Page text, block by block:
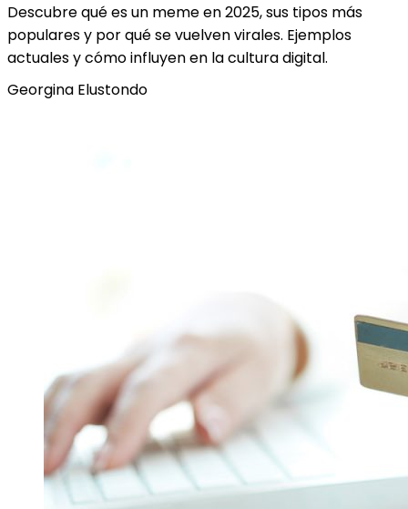
Descubre qué es un meme en 2025, sus tipos más
populares y por qué se vuelven virales. Ejemplos
actuales y cómo influyen en la cultura digital.
Georgina Elustondo